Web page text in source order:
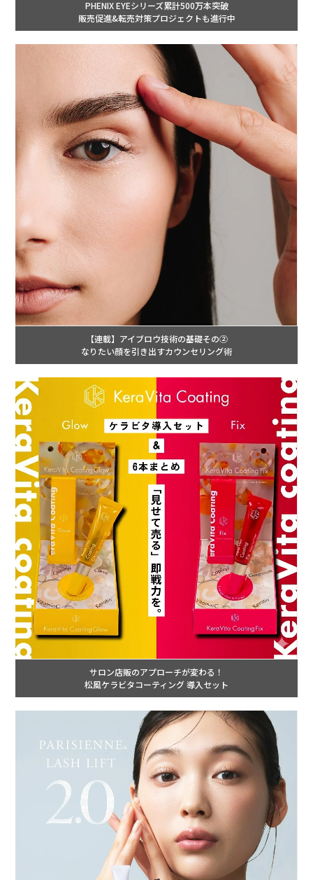
PHENIX EYEシリーズ累計500万本突破
販売促進&転売対策プロジェクトも進行中
【連載】アイブロウ技術の基礎その②
なりたい顔を引き出すカウンセリング術
サロン店販のアプローチが変わる！
松風ケラビタコーティング 導入セット